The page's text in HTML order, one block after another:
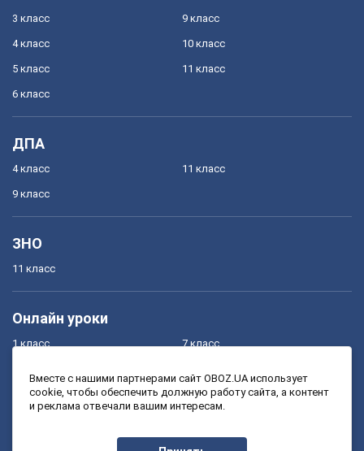
3 класс
4 класс
5 класс
6 класс
9 класс
10 класс
11 класс
ДПА
4 класс
9 класс
11 класс
ЗНО
11 класс
Онлайн уроки
1 класс
3 класс
7 класс
9 класс
Вместе с нашими партнерами сайт OBOZ.UA использует
cookie, чтобы обеспечить должную работу сайта, а контент
и реклама отвечали вашим интересам.